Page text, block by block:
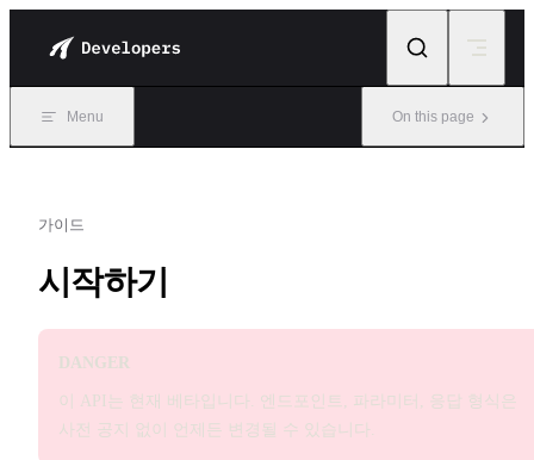
Menu On this page
가이드
시작하기
DANGER
이 API는 현재 베타입니다. 엔드포인트, 파라미터, 응답 형식은
사전 공지 없이 언제든 변경될 수 있습니다.